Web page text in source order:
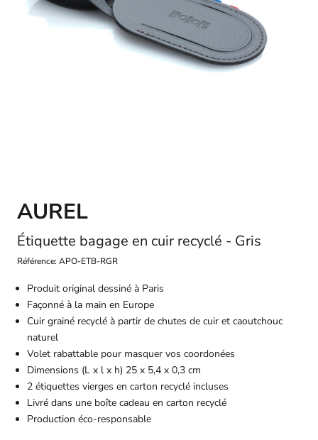
AUREL
Étiquette bagage en cuir recyclé - Gris
Référence: APO-ETB-RGR
Produit original dessiné à Paris
Façonné à la main en Europe
Cuir grainé recyclé à partir de chutes de cuir et caoutchouc
naturel
Volet rabattable pour masquer vos coordonées
Dimensions (L x l x h) 25 x 5,4 x 0,3 cm
2 étiquettes vierges en carton recyclé incluses
Livré dans une boîte cadeau en carton recyclé
Production éco-responsable